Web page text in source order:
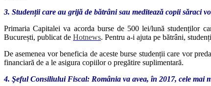
3. Studenții care au grijă de bătrâni sau meditează copii săraci
Primaria Capitalei va acorda burse de 500 lei/lună studenților
București, publicat de Hotnews. Pentru a-i ajuta pe bătrâni,
De asemenea vor beneficia de aceste burse studenții care vor
financiară de a le asigura copiilor o pregătire suplimentară.
4. Şeful Consiliului Fiscal: România va avea, în 2017, cele mai